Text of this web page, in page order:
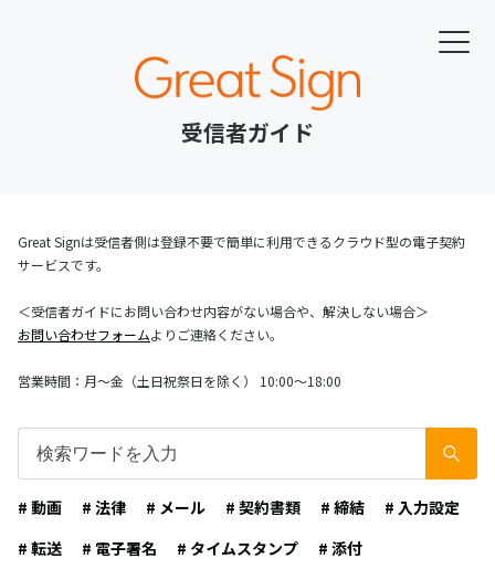
受信者ガイド
Great Signは受信者側は登録不要で簡単に利用できるクラウド型の電子契約
サービスです。
＜受信者ガイドにお問い合わせ内容がない場合や、解決しない場合＞
お問い合わせフォームよりご連絡ください。
営業時間：月～金（土日祝祭日を除く） 10:00～18:00
# 動画 # 法律 # メール # 契約書類 # 締結
# 入力設定
# 転送
# 電子署名 # タイムスタンプ # 添付